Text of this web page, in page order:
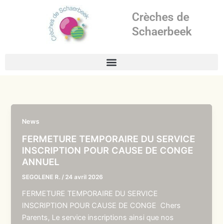
Crèches de
Schaerbeek
News
FERMETURE TEMPORAIRE DU SERVICE
INSCRIPTION POUR CAUSE DE CONGE
ANNUEL
SEGOLENE R. / 24 avril 2026
FERMETURE TEMPORAIRE DU SERVICE
INSCRIPTION POUR CAUSE DE CONGE Chers
Parents, Le service inscriptions ainsi que nos